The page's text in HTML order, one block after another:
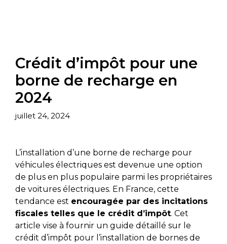
Crédit d’impôt pour une
borne de recharge en
2024
juillet 24, 2024
L’installation d’une borne de recharge pour
véhicules électriques est devenue une option
de plus en plus populaire parmi les propriétaires
de voitures électriques. En France, cette
tendance est encouragée par des incitations
fiscales telles que le crédit d’impôt. Cet
article vise à fournir un guide détaillé sur le
crédit d’impôt pour l’installation de bornes de